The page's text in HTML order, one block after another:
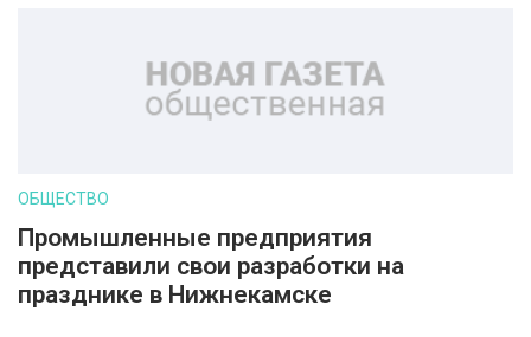
ОБЩЕСТВО
Промышленные предприятия
представили свои разработки на
празднике в Нижнекамске